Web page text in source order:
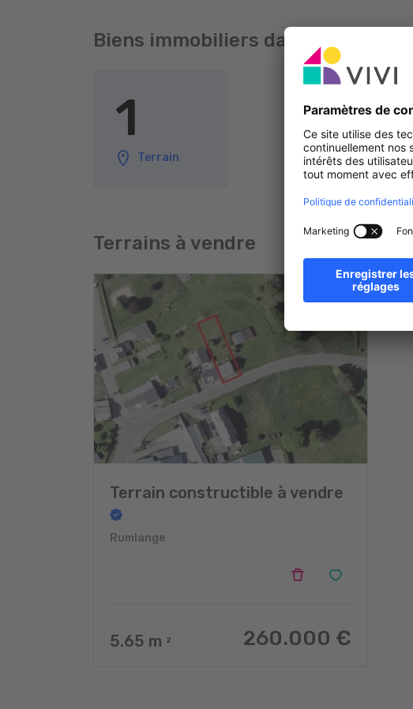
Biens immobiliers dans Rumlange
1
Terrain
Terrains à vendre
Terrain constructible à vendre
Rumlange
5.65 m 2 260.000 €